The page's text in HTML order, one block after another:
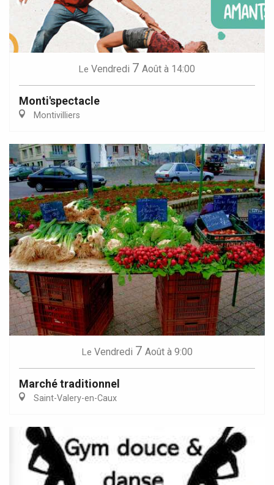
Le Vendredi 7 Août à 14:00
Monti'spectacle
Montivilliers
Le Vendredi 7 Août à 9:00
Marché traditionnel
Saint-Valery-en-Caux